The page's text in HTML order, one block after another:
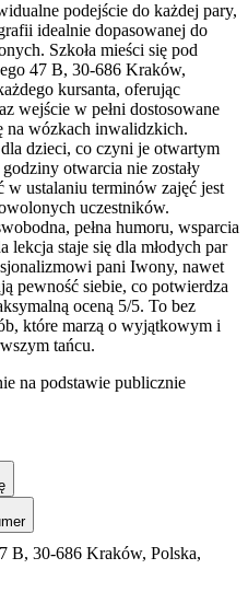
podejście do każdej pary,
idealnie dopasowanej do
Szkoła mieści się pod
47 B, 30-686 Kraków,
kursanta, oferując
wejście w pełni dostosowane
na wózkach inwalidzkich.
dzieci, co czyni je otwartym
otwarcia nie zostały
w ustalaniu terminów zajęć jest
uczestników.
pełna humoru, wsparcia
lekcja staje się dla młodych par
pani Iwony, nawet
pewność siebie, co potwierdza
oceną 5/5. To bez
które marzą o wyjątkowym i
tańcu.
na podstawie publicznie
B, 30-686 Kraków, Polska,